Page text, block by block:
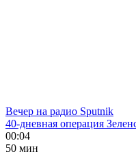
Вечер на радио Sputnik
40-дневная операция
00:04
50 мин